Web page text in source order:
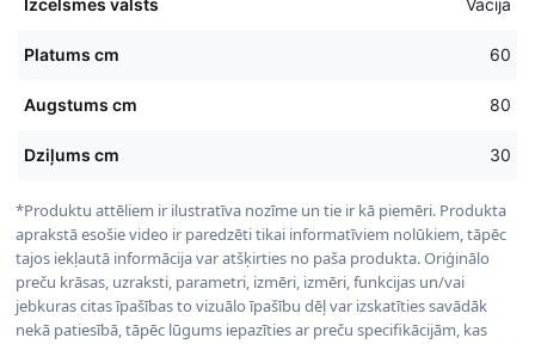
Izcelsmes valsts Vācija
Platums cm 60
Augstums cm 80
Dziļums cm 30
*Produktu attēliem ir ilustratīva nozīme un tie ir kā piemēri. Produkta
aprakstā esošie video ir paredzēti tikai informatīviem nolūkiem, tāpēc
tajos iekļautā informācija var atšķirties no paša produkta. Oriģinālo
preču krāsas, uzraksti, parametri, izmēri, izmēri, funkcijas un/vai
jebkuras citas īpašības to vizuālo īpašību dēļ var izskatīties savādāk
nekā patiesībā, tāpēc lūgums iepazīties ar preču specifikācijām, kas